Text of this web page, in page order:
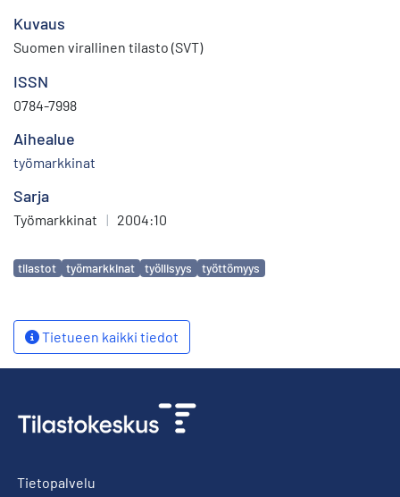
Kuvaus
Suomen virallinen tilasto (SVT)
ISSN
0784-7998
Aihealue
työmarkkinat
Sarja
Työmarkkinat | 2004:10
Avainsanat
tilastot työmarkkinat työllisyys työttömyys
Tietueen kaikki tiedot
Tietopalvelu